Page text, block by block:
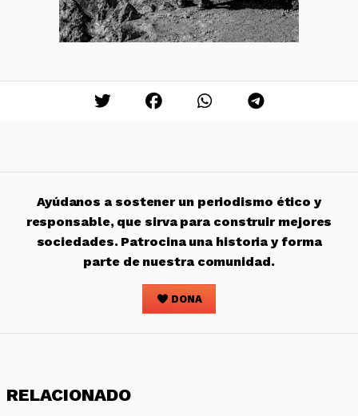
Ayúdanos a sostener un periodismo ético y
responsable, que sirva para construir mejores
sociedades. Patrocina una historia y forma
parte de nuestra comunidad.
DONA
RELACIONADO